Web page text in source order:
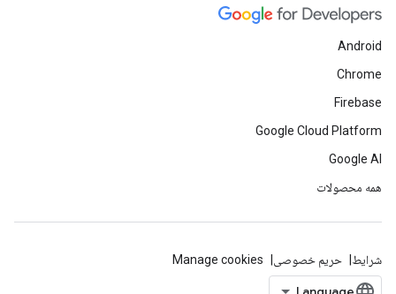
Android
Chrome
Firebase
Google Cloud Platform
Google AI
همه محصولات
شرایط حریم خصوصی Manage cookies